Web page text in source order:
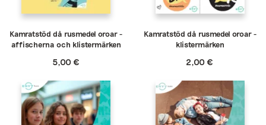
Kamratstöd då rusmedel oroar -
affischerna och klistermärken
5,00€
Kamratstöd då rusmedel oroar -
klistermärken
2,00€